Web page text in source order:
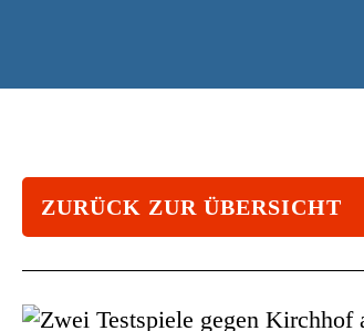
ZURÜCK ZUR ÜBERSICHT